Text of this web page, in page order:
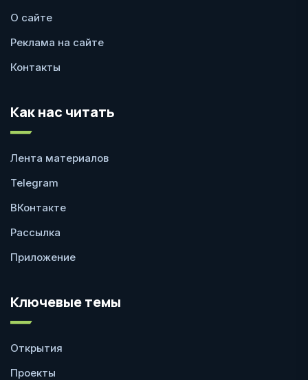
О сайте
Реклама на сайте
Контакты
Как нас читать
Лента материалов
Telegram
ВКонтакте
Рассылка
Приложение
Ключевые темы
Открытия
Проекты